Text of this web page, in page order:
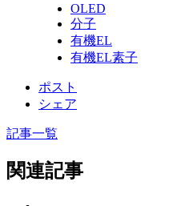
OLED
分子
有機EL
有機EL素子
ポスト
シェア
記事一覧
関連記事